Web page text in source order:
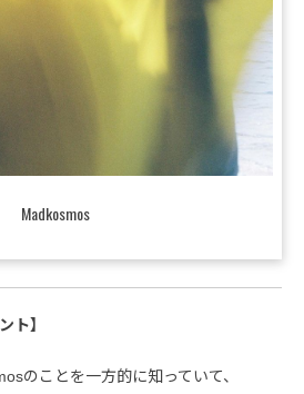
Madkosmos
ト】
のことを一方的に知っていて、